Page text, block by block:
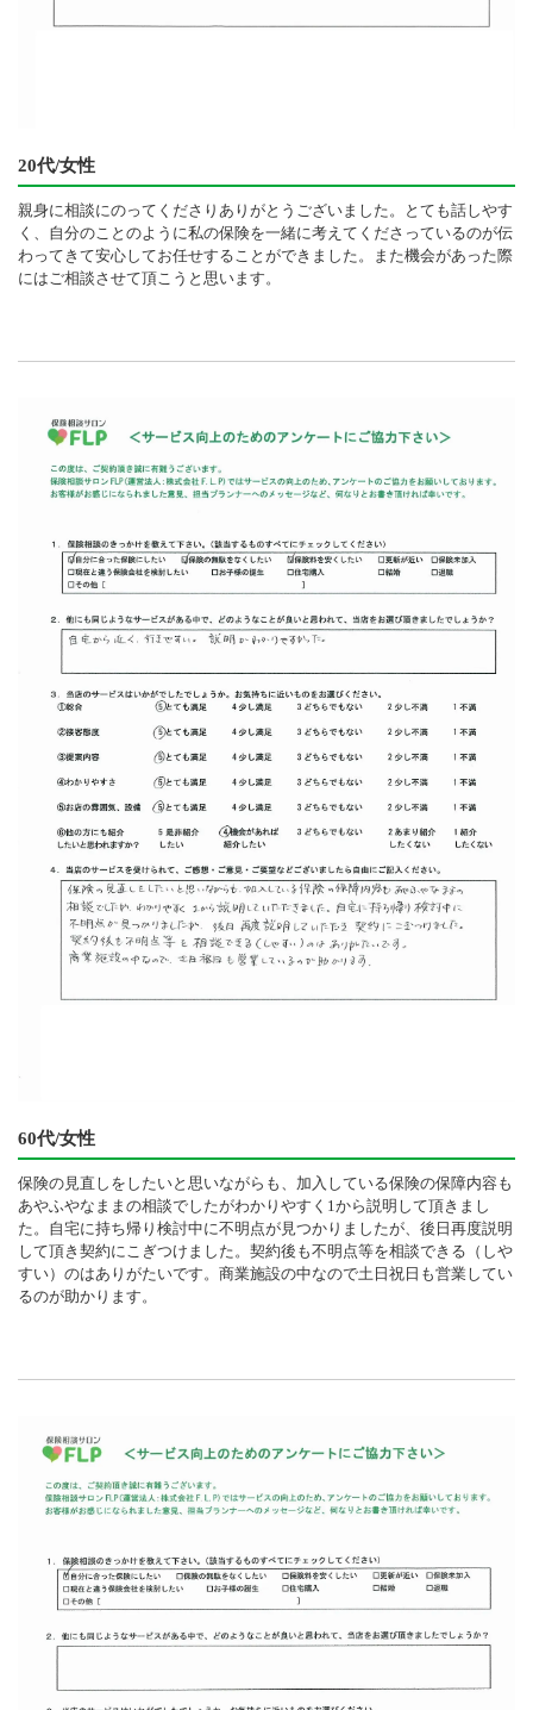
20代/女性
親身に相談にのってくださりありがとうございました。とても話しやす
く、自分のことのように私の保険を一緒に考えてくださっているのが伝
わってきて安心してお任せすることができました。また機会があった際
にはご相談させて頂こうと思います。
60代/女性
保険の見直しをしたいと思いながらも、加入している保険の保障内容も
あやふやなままの相談でしたがわかりやすく1から説明して頂きまし
た。自宅に持ち帰り検討中に不明点が見つかりましたが、後日再度説明
して頂き契約にこぎつけました。契約後も不明点等を相談できる（しや
すい）のはありがたいです。商業施設の中なので土日祝日も営業してい
るのが助かります。